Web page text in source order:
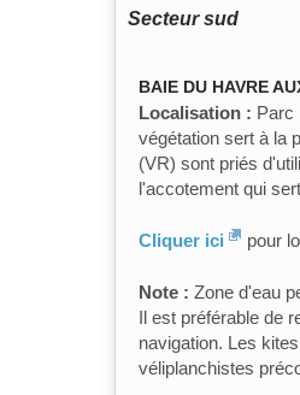
Secteur sud
BAIE DU HAVRE
Localisation : Parc
végétation sert à la
(VR) sont priés
l'accotement qui
Cliquer ici pour
Note : Zone d'eau
Il est préférable de
navigation. Les
véliplanchistes